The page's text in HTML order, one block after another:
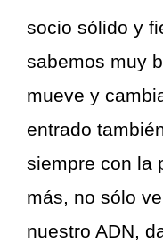
socio sólido y
sabemos muy
mueve y
entrado
siempre con la
más, no sólo
nuestro ADN,